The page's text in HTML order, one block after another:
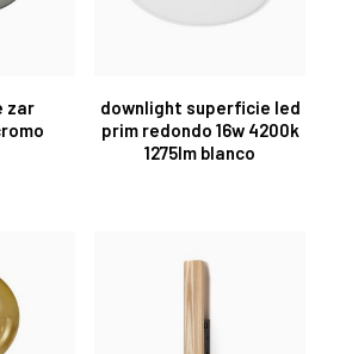
zar
downlight superficie led
prim redondo 16w 4200k
1275lm blanco